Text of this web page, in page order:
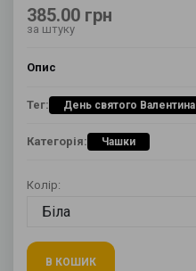
385.00 грн
за штуку
Опис
Тег: День святого Валентина
Категорія: Чашки
Колір:
В КОШИК